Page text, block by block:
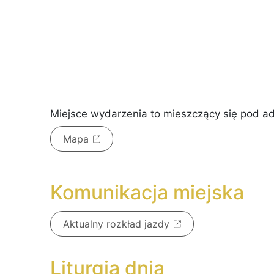
Miejsce wydarzenia to mieszczący się pod
Mapa
Komunikacja miejska
Aktualny rozkład jazdy
Liturgia dnia